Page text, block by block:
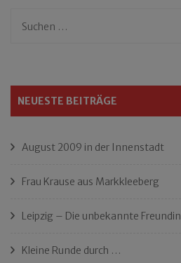
Suchen
NEUESTE BEITRÄGE
August 2009 in der Innenstadt
Frau Krause aus Markkleeberg
Leipzig – Die unbekannte Freundin
Kleine Runde durch …